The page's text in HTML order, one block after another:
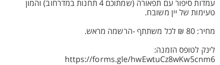
עמדות סיפור עם תפאורה (שמתוכם 4 תחנות במדרחוב) והמון
טעימות של יין משובח.
מחיר: 80 ₪ לכל משתתף -הרשמה מראש.
לינק לטופס הזמנה:
https://forms.gle/hwEwtuCz8wKw5cnm6